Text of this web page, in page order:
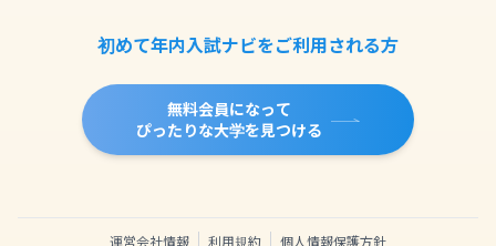
初めて年内入試ナビをご利用される方
無料会員になって
ぴったりな大学を見つける
運営会社情報 利用規約 個人情報保護方針